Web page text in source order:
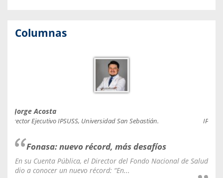
Columnas
Jorge Acosta
Director Ejecutivo IPSUSS, Universidad San Sebastián.
Fonasa: nuevo récord, más desafíos
En su Cuenta Pública, el Director del Fondo Nacional de Salud
dio a conocer un nuevo récord: “En...